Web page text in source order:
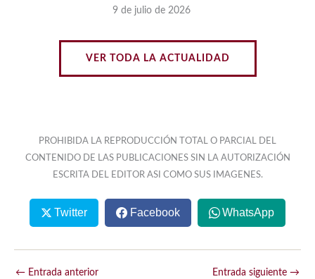
9 de julio de 2026
VER TODA LA ACTUALIDAD
PROHIBIDA LA REPRODUCCIÓN TOTAL O PARCIAL DEL
CONTENIDO DE LAS PUBLICACIONES SIN LA AUTORIZACIÓN
ESCRITA DEL EDITOR ASI COMO SUS IMAGENES.
Twitter Facebook WhatsApp
← Entrada anterior Entrada siguiente →